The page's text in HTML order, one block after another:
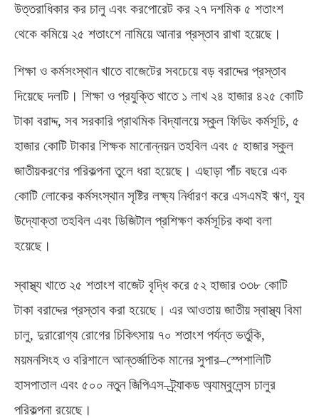
উত্তরাধিকার কর চালু এবং করপোরেট কর ২৭ দশমিক ৫ শতাংশ
থেকে কমিয়ে ২৫ শতাংশে নামিয়ে আনার প্রস্তাব রাখা হয়েছে।
শিক্ষা ও কর্মসংস্থান খাতে বাজেটের সবচেয়ে বড় বরাদ্দের প্রস্তাব
দিয়েছে দলটি। শিক্ষা ও প্রযুক্তি খাতে ১ লাখ ২৪ হাজার ৪২৫ কোটি
টাকা বরাদ্দ, সব সরকারি প্রাথমিক বিদ্যালয়ে স্কুল ফিডিং কর্মসূচি, ৫
হাজার কোটি টাকার শিক্ষক মানোন্নয়ন তহবিল এবং ৫ হাজার স্কুল
জাতীয়করণের পরিকল্পনা তুলে ধরা হয়েছে। এছাড়া পাঁচ বছরে এক
কোটি লোকের কর্মসংস্থান সৃষ্টির লক্ষ্য নির্ধারণ করে এসএমই ঋণ, যুব
উদ্যোক্তা তহবিল এবং ডিজিটাল প্রশিক্ষণ কর্মসূচির কথা বলা
হয়েছে।
স্বাস্থ্য খাতে ২৫ শতাংশ বাজেট বৃদ্ধি করে ৫২ হাজার ৩৩৮ কোটি
টাকা বরাদ্দের প্রস্তাব করা হয়েছে। এর আওতায় জাতীয় স্বাস্থ্য বিমা
চালু, দুরারোগ্য রোগের চিকিৎসায় ৭০ শতাংশ পর্যন্ত ভর্তুকি,
ময়মনসিংহ ও বরিশালে আন্তর্জাতিক মানের সুপার–স্পেশালিটি
হাসপাতাল এবং ৫০০ নতুন জিপিএস–ট্র্যাকড অ্যাম্বুলেন্স চালুর
পরিকল্পনা রয়েছে।